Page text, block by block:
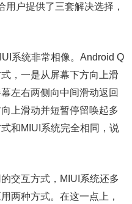
户提供了三套解决选择，
系统非常相像。Android Q
，一是从屏幕下方向上滑
左右两侧向中间滑动返回
上滑动并短暂停留唤起多
和MIUI系统完全相同，说
交互方式，MIUI系统还多
两种方式。在这一点上，